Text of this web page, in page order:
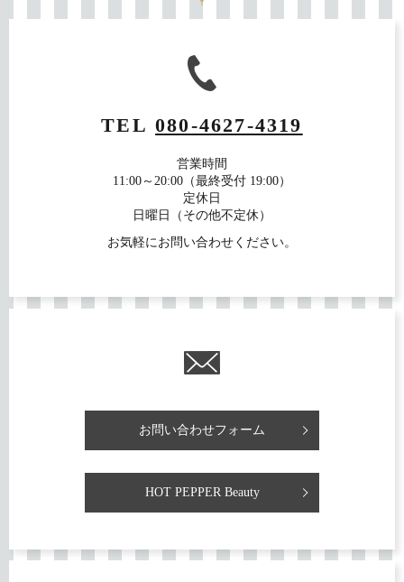
TEL080-4627-4319
営業時間
11:00～20:00（最終受付 19:00）
定休日
日曜日（その他不定休）
お気軽にお問い合わせください。
お問い合わせフォーム
HOT PEPPER Beauty